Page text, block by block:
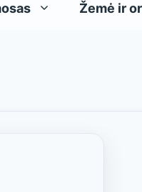
Žemė ir